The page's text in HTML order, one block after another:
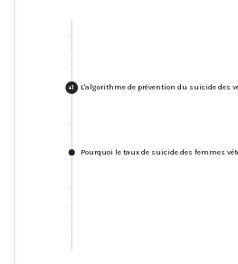
+1 L'algorithme de prévention du suicide des
Pourquoi le taux de suicide des femmes